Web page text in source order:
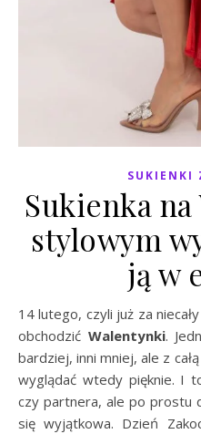
SUKIENKI
Sukienka
stylowym
ją w
14 lutego, czyli już za niecały miesiąc, jak co roku będziemy
obchodzić Walentynki.
bardziej, inni mniej, ale z
wyglądać wtedy pięknie. I
czy partnera, ale po prostu
się wyjątkowa. Dzień